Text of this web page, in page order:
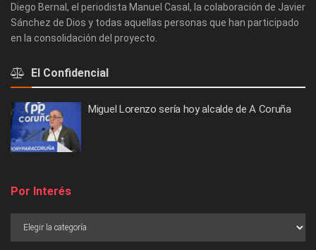
Diego Bernal, el periodista Manuel Casal, la colaboración de Javier
Sánchez de Dios y todas aquellas personas que han participado
en la consolidación del proyecto.
El Confidencial
Miguel Lorenzo sería hoy alcalde de A Coruña
Por Interés